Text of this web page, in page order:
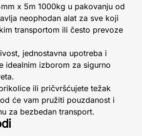
x 5m 1000kg u pakovanju od
neophodan alat za sve koji
transportom ili često prevoze
jednostavna upotreba i
idealnim izborom za sigurno
ili pričvršćujete težak
će vam pružiti pouzdanost i
za bezbedan transport.